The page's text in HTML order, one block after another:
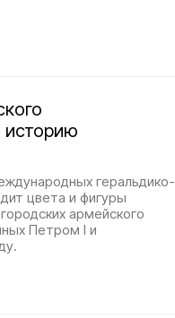
историю
геральдико-
цвета и фигуры
армейского
Петром I и